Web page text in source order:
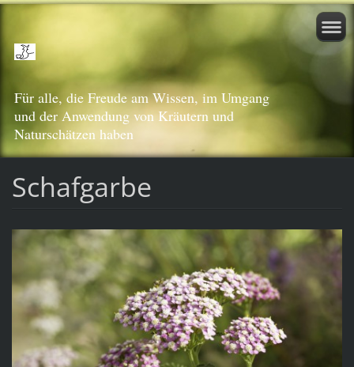
Für alle, die Freude am Wissen, im Umgang
und der Anwendung von Kräutern und
Naturschätzen haben
Schafgarbe